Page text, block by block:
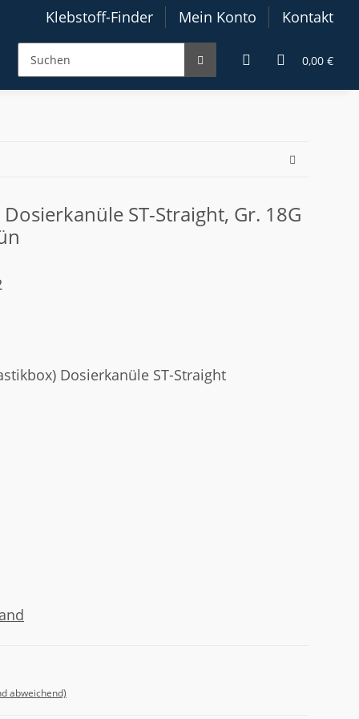
Klebstoff-Finder Mein Konto Kontakt
0,00 €
ST-Straight, Gr. 18G
Dosierkanüle ST-Straight
abweichend)